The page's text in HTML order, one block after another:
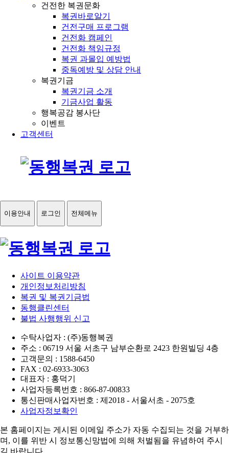
건전한 복권문화
복권바로알기
건전구매 프로그램
건전화 캠페인
건전화 책임규정
복권 과몰입 예방법
중독예방 및 상담 안내
복권기금
복권기금 소개
기금사업 활동
행복공감 봉사단
이벤트
고객센터
이용안내 로그인 전체메뉴
사이트 이용약관
개인정보처리방침
복권 및 복권기금법
동행클린센터
불법 사행행위 신고
수탁사업자 : (주)동행복권
주소 : 06719 서울 서초구 남부순환로 2423 한원빌딩 4층
고객문의 : 1588-6450
FAX : 02-6933-3063
대표자 : 홍덕기
사업자등록번호 : 866-87-00833
통신판매사업자번호 : 제2018 - 서울서초 - 2075호
사업자정보확인
본 홈페이지는 게시된 이메일 주소가 자동 수집되는 것을 거부하
며, 이를 위반 시 정보통신망법에 의해 처벌됨을 유념하여 주시